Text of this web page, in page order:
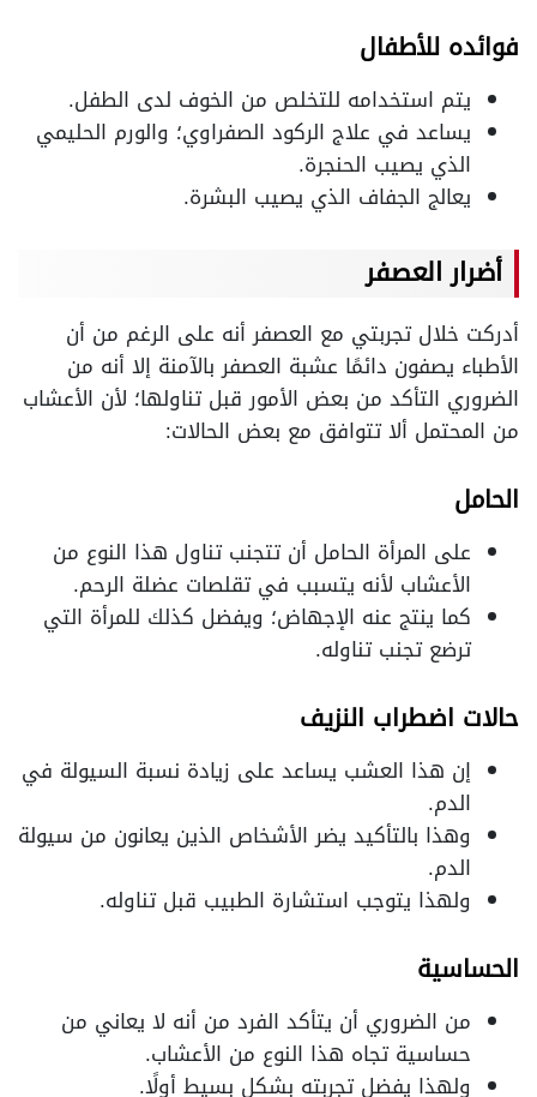
فوائده للأطفال
يتم استخدامه للتخلص من الخوف لدى الطفل.
يساعد في علاج الركود الصفراوي؛ والورم الحليمي
الذي يصيب الحنجرة.
يعالج الجفاف الذي يصيب البشرة.
أضرار العصفر
أدركت خلال تجربتي مع العصفر أنه على الرغم من أن
الأطباء يصفون دائمًا عشبة العصفر بالآمنة إلا أنه من
الضروري التأكد من بعض الأمور قبل تناولها؛ لأن الأعشاب
من المحتمل ألا تتوافق مع بعض الحالات:
الحامل
على المرأة الحامل أن تتجنب تناول هذا النوع من
الأعشاب لأنه يتسبب في تقلصات عضلة الرحم.
كما ينتج عنه الإجهاض؛ ويفضل كذلك للمرأة التي
ترضع تجنب تناوله.
حالات اضطراب النزيف
إن هذا العشب يساعد على زيادة نسبة السيولة في
الدم.
وهذا بالتأكيد يضر الأشخاص الذين يعانون من سيولة
الدم.
ولهذا يتوجب استشارة الطبيب قبل تناوله.
الحساسية
من الضروري أن يتأكد الفرد من أنه لا يعاني من
حساسية تجاه هذا النوع من الأعشاب.
ولهذا يفضل تجربته بشكل بسيط أولًا.